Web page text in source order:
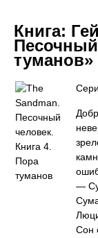
Книга:
туманов»
—
Сон